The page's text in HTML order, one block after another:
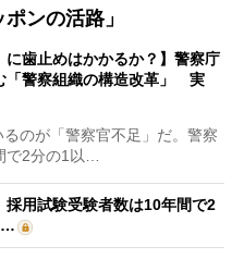
ンの活路」
に歯止めはかかるか？】警察庁
「警察組織の構造改革」 実
のが「警察官不足」だ。警察
で2分の1以…
採用試験受験者数は10年間で2
…